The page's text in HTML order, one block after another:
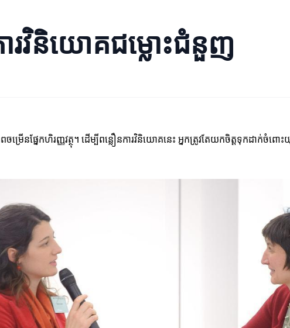
រវិនិយោគជម្លោះជំនួញ
រើនផ្នែកហិរញ្ញវត្ថុ។ ដើម្បីពន្លឿនការវិនិយោគនេះ អ្នកត្រូវតែយកចិត្តទុកដាក់